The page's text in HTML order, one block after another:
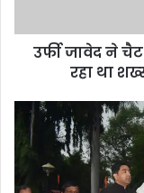
ब्लैकमेल
शख्स,
वीडियो
सेक्स
डिमांड
उर्फी जावेद ने
रहा था
कोरबा
महापौर
किया